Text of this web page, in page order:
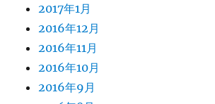
2017年1月
2016年12月
2016年11月
2016年10月
2016年9月